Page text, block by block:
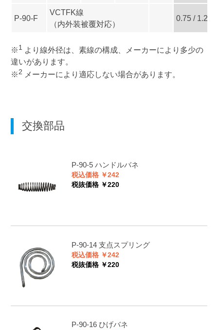
P-90-F
VCTFK線
（内外装被覆対応）
0.75 / 1.25
※ 1 より線外径は、素線の構成、メーカーにより多少の
違いがあります。
※2 メーカーにより適応しない場合があります。
交換部品
P-90-5 ハンドルバネ
税込価格 ￥242
税抜価格 ￥220
P-90-14 支点スプリング
税込価格 ￥242
税抜価格 ￥220
P-90-16 ひげバネ